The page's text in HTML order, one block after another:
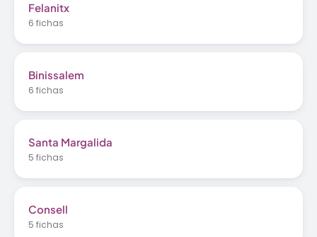
Felanitx
6 fichas
Binissalem
6 fichas
Santa Margalida
5 fichas
Consell
5 fichas